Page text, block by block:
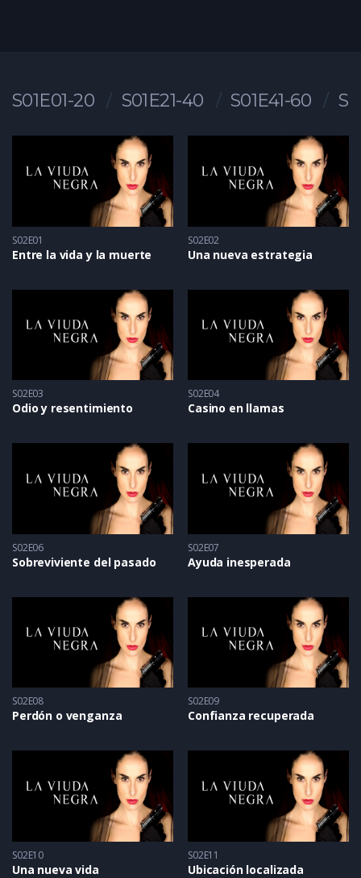
S01E01-20 S01E21-40 S01E41-60
S02E01
Entre la vida y la muerte
S02E02
Una nueva estrategia
S02E03
Odio y resentimiento
S02E04
Casino en llamas
S02E06
Sobreviviente del pasado
S02E07
Ayuda inesperada
S02E08
Perdón o venganza
S02E09
Confianza recuperada
S02E10
Una nueva vida
S02E11
Ubicación localizada